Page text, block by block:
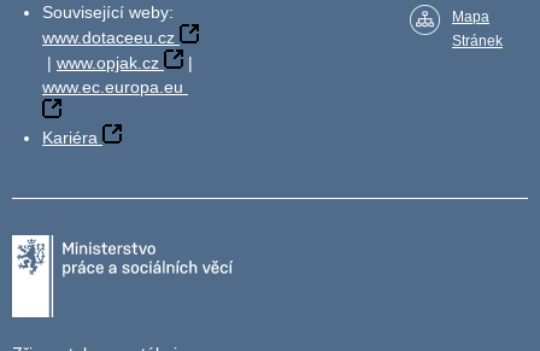
Související weby:
www.dotaceeu.cz
| www.opjak.cz
|
www.ec.europa.eu
Kariéra
Mapa
Stránek